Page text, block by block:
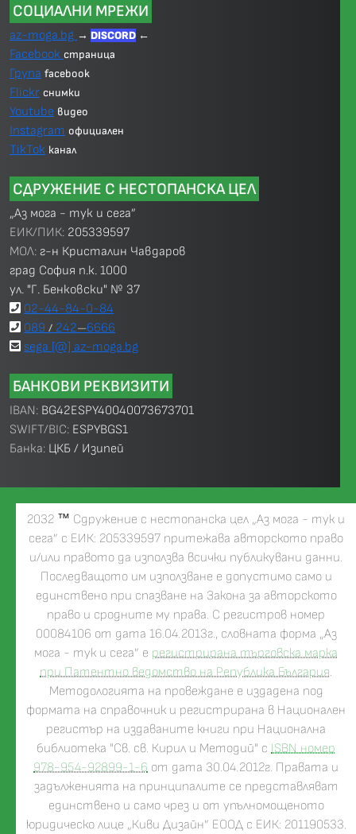
СОЦИАЛНИ МРЕЖИ
az-moga.bg → DISCORD ←
Facebook страница
Група facebook
Flickr снимки
Youtube видео
Instagram официален
TikTok канал
СДРУЖЕНИЕ С НЕСТОПАНСКА ЦЕЛ
„Аз мога - тук и сега”
ЕИК/ПИК: 205339597
МОЛ: г-н Кристалин Чавдаров
град София п.к. 1000
ул. "Г. Бенковски" № 37
02-44-84-0-84
089 / 242—6666
sega [@] az-moga.bg
БАНКОВИ РЕКВИЗИТИ
IBAN: BG42ESPY40040073673701
SWIFT/BIC: ESPYBGS1
Банка: ЦКБ / Изипей
2032 ™ Сдружение с нестопанска цел „Аз мога - тук и
сега” с ЕИК: 205339597 притежава авторското право
и/или правото да използва всички публикувани данни.
Последващото им използване е допустимо само и
единствено при спазване на Закона за авторското
право и сродните му права. С регистров номер
00084106 от дата 16.04.2013г., словната форма „Аз
мога - тук и сега” е регистрирана търговска марка
при Патентно ведомство на Република България.
Методологията на провеждане е издадена под
формата на справочник и регистрирана в Национален
регистър на издаваните книги при Национална
библиотека "Св. св. Кирил и Методий" с ISBN номер
978-954-92899-1-6 от дата 30.04.2012г. Правата и
задълженията на принципалите се представляват
единствено и само чрез и от упълномощеното
юридическо лице „Киви Дизайн” ЕООД с ЕИК: 201190533.